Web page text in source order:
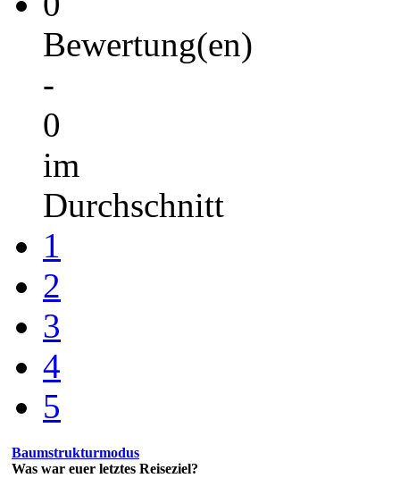
Bewertung(en)
-
0
im
Durchschnitt
1
2
3
4
5
Baumstrukturmodus
Was war euer letztes Reiseziel?